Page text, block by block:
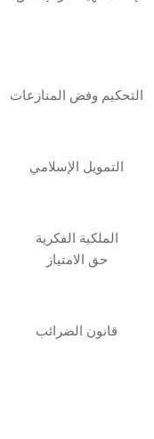
التحكيم وفض المنازعات
التمويل الإسلامي
الملكية الفكرية
حق الامتياز
قانون الضرائب